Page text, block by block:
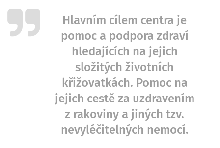
Hlavním cílem centra je
pomoc a podpora zdraví
hledajících na jejich
složitých životních
křižovatkách. Pomoc na
jejich cestě za uzdravením
z rakoviny a jiných tzv.
nevyléčitelných nemocí.